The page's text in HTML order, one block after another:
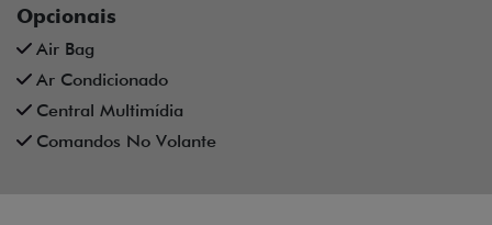
Opcionais
Air Bag
Ar Condicionado
Central Multimídia
Comandos No Volante